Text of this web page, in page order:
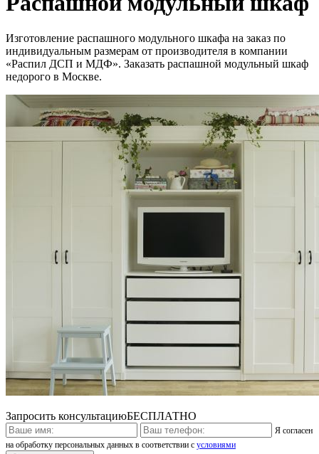
Изготовление распашного модульного шкафа на заказ по
индивидуальным размерам от производителя в компании
«Распил ДСП и МДФ». Заказать распашной модульный шкаф
недорого в Москве.
Запросить консультациюБЕСПЛАТНО
Я согласен
на обработку персональных данных в соответствии с условиями